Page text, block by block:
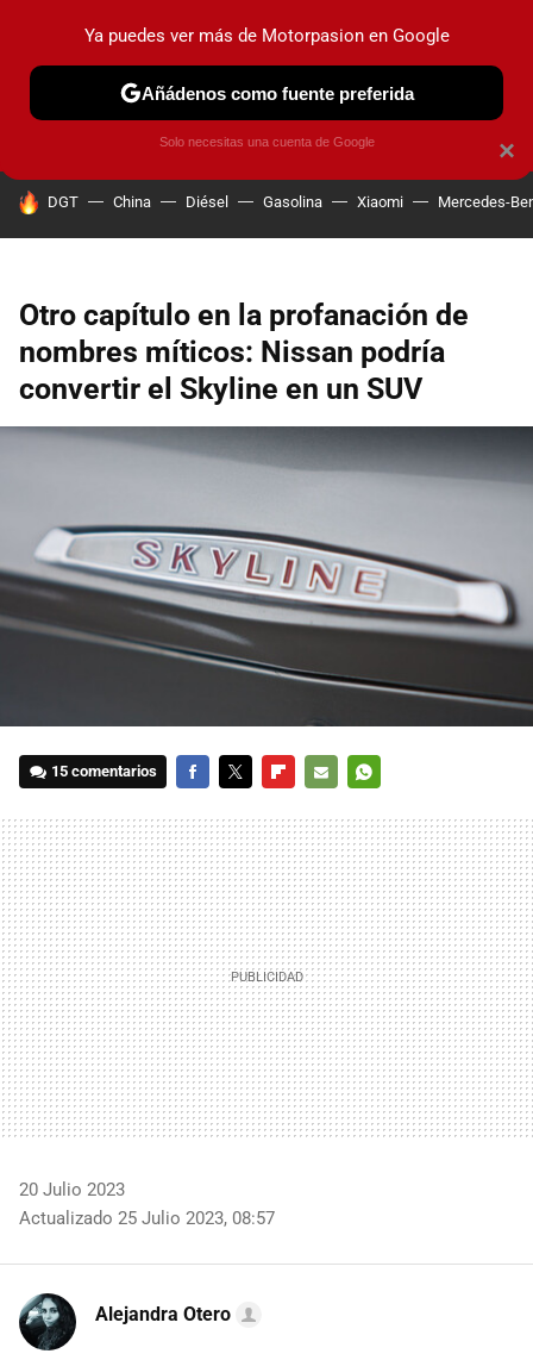
PRUEBAS COCHES ELÉCTRICOS OBSERVATORIO
HOY SE HABLA DE
DGT China Diésel Gasolina Xiaomi Mercedes-
Otro capítulo en la profanación de
nombres míticos: Nissan podría
convertir el Skyline en un SUV
15 comentarios
MAIL
20 Julio 2023
Actualizado 25 Julio 2023, 08:57
Alejandra Otero
×
Ya puedes ver más de Motorpasion en Google
Añádenos como fuente preferida
Solo necesitas una cuenta de Google